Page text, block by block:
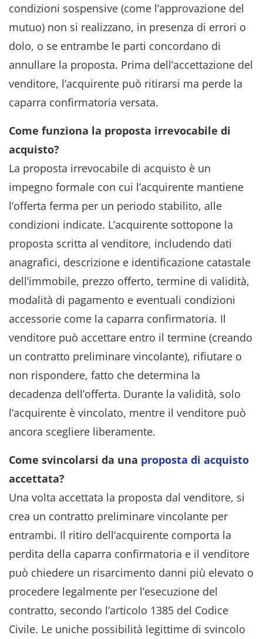
condizioni sospensive (come l’approvazione del
mutuo) non si realizzano, in presenza di errori o
dolo, o se entrambe le parti concordano di
annullare la proposta. Prima dell’accettazione del
venditore, l’acquirente può ritirarsi ma perde la
caparra confirmatoria versata.
Come funziona la proposta irrevocabile di
acquisto?
La proposta irrevocabile di acquisto è un
impegno formale con cui l’acquirente mantiene
l’offerta ferma per un periodo stabilito, alle
condizioni indicate. L’acquirente sottopone la
proposta scritta al venditore, includendo dati
anagrafici, descrizione e identificazione catastale
dell’immobile, prezzo offerto, termine di validità,
modalità di pagamento e eventuali condizioni
accessorie come la caparra confirmatoria. Il
venditore può accettare entro il termine (creando
un contratto preliminare vincolante), rifiutare o
non rispondere, fatto che determina la
decadenza dell’offerta. Durante la validità, solo
l’acquirente è vincolato, mentre il venditore può
ancora scegliere liberamente.
Come svincolarsi da una proposta di acquisto
accettata?
Una volta accettata la proposta dal venditore, si
crea un contratto preliminare vincolante per
entrambi. Il ritiro dell’acquirente comporta la
perdita della caparra confirmatoria e il venditore
può chiedere un risarcimento danni più elevato o
procedere legalmente per l’esecuzione del
contratto, secondo l’articolo 1385 del Codice
Civile. Le uniche possibilità legittime di svincolo